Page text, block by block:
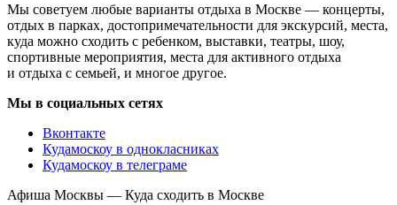
Мы советуем любые варианты отдыха в Москве — концерты,
отдых в парках, достопримечательности для экскурсий, места,
куда можно сходить с ребенком, выставки, театры, шоу,
спортивные мероприятия, места для активного отдыха
и отдыха с семьей, и многое другое.
Мы в социальных сетях
Вконтакте
Кудамоскоу в однокласниках
Кудамоскоу в телеграме
Афиша Москвы — Куда сходить в Москве